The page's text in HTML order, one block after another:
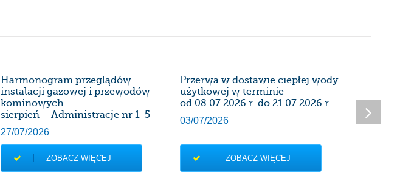
Harmonogram przeglądów
instalacji gazowej i przewodów
kominowych
sierpień – Administracje nr 1-5
27/07/2026
ZOBACZ WIĘCEJ
Przerwa w dostawie ciepłej wody
użytkowej w terminie
od 08.07.2026 r. do 21.07.2026 r.
03/07/2026
ZOBACZ WIĘCEJ